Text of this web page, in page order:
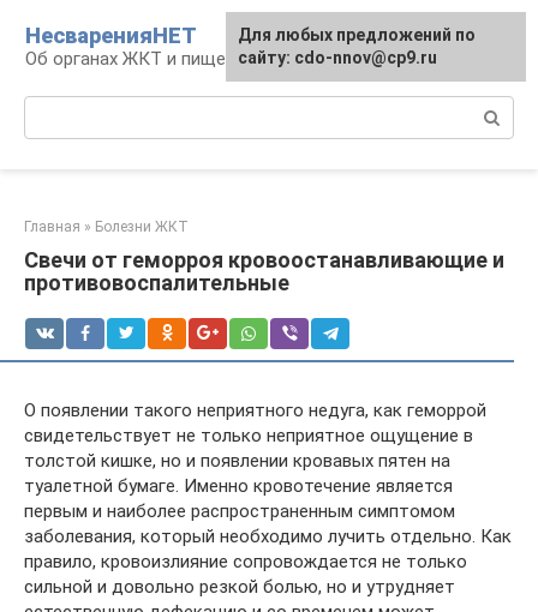
контенту
НесваренияНЕТ
Об органах ЖКТ и пищеварении
Главная » Болезни ЖКТ
Свечи от геморроя кровоостанавливающие и
противовоспалительные
О появлении такого неприятного недуга, как геморрой
свидетельствует не только неприятное ощущение в
толстой кишке, но и появлении кровавых пятен на
туалетной бумаге. Именно кровотечение является
первым и наиболее распространенным симптомом
заболевания, который необходимо лучить отдельно. Как
правило, кровоизлияние сопровождается не только
сильной и довольно резкой болью, но и утрудняет
Для любых предложений по
сайту: cdo-nnov@cp9.ru